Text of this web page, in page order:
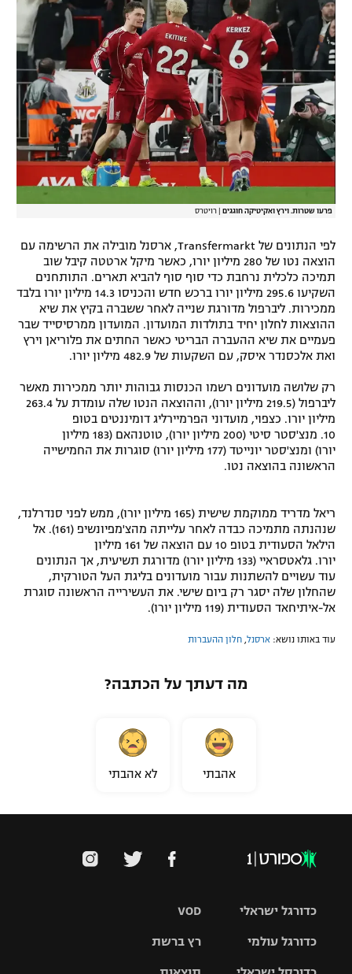
לוח דרושים – ג'ובנט
תגיות
המגזין
פרעו שטרות. וירץ ואקיטיקה חוגגים רויטרס
לפי הנתונים של Transfermarkt, ארסנל מובילה את הרשימה עם
הוצאה נטו של 280 מיליון יורו, כאשר מיקל ארטטה קיבל שוב
תמיכה כלכלית נרחבת כדי סוף סוף להביא תארים. התותחנים
השקיעו 295.6 מיליון יורו ברכש חדש והכניסו 14.3 מיליון יורו בלבד
ממכירות. ליברפול מדורגת שנייה לאחר ששברה בקיץ את שיא
ההוצאות לחלון יחיד בתולדות המועדון. המועדון ממרסיסייד שבר
פעמיים את שיא ההעברה הבריטי כאשר החתים את פלוריאן וירץ
ואת אלכסנדר איסק, עם השקעות של 482.9 מיליון יורו.
רק שלושה מועדונים רשמו הכנסות גבוהות יותר ממכירות מאשר
ליברפול (219.5 מיליון יורו), וההוצאה הנטו שלה עומדת על 263.4
מיליון יורו. כצפוי, מועדוני הפרמיירליג דומיננטים בטופ
10. מנצ'סטר סיטי (200 מיליון יורו), טוטנהאם (183 מיליון
יורו) ומנצ'סטר יונייטד (177 מיליון יורו) סוגרות את החמישייה
הראשונה בהוצאה נטו.
ריאל מדריד ממוקמת שישית (165 מיליון יורו), ממש לפני סנדרלנד,
שנהנתה מתמיכה כבדה לאחר עלייתה מהצ'מפיונשיפ (161). אל
הילאל הסעודית בטופ 10 עם הוצאה של 161 מיליון
יורו. גלאטסראיי (133 מיליון יורו) מדורגת תשיעית, אך הנתונים
עוד עשויים להשתנות עבור מועדונים בליגת העל הטורקית,
שהחלון שלה יסגר רק ביום שישי. את העשירייה הראשונה סוגרת
אל-איתיחאד הסעודית (119 מיליון יורו).
עוד באותו נושא: ארסנל חלון ההעברות
מה דעתך על הכתבה?
אהבתי לא אהבתי
VOD
רץ ברשת
כדורגל ישראלי
כדורגל עולמי